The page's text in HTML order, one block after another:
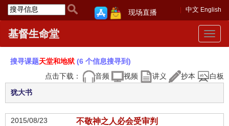
中文 English
现场直播
Toggle
基督生命堂
搜寻课题天堂和地狱 (6 个信息搜寻到)
点击下载：
音频 视频 讲义 抄本 白板
犹大书
2015/08/23 不敬神之人必会受审判